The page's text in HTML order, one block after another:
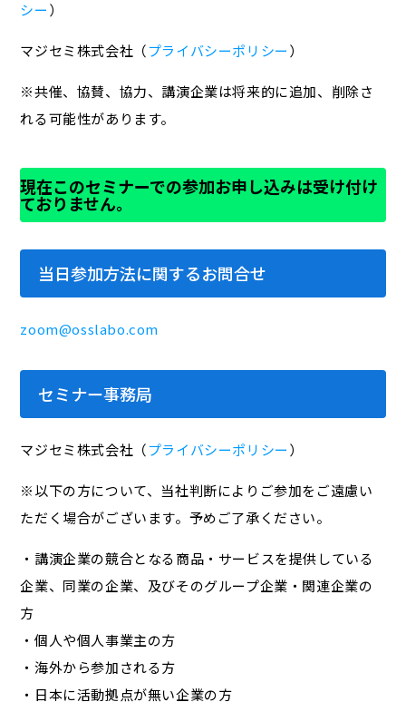
シー）
マジセミ株式会社（プライバシーポリシー）
※共催、協賛、協力、講演企業は将来的に追加、削除さ
れる可能性があります。
現在このセミナーでの参加お申し込みは受け付け
ておりません。
当日参加方法に関するお問合せ
zoom@osslabo.com
セミナー事務局
マジセミ株式会社（プライバシーポリシー）
※以下の方について、当社判断によりご参加をご遠慮い
ただく場合がございます。予めご了承ください。
・講演企業の競合となる商品・サービスを提供している
企業、同業の企業、及びそのグループ企業・関連企業の
方
・個人や個人事業主の方
・海外から参加される方
・日本に活動拠点が無い企業の方